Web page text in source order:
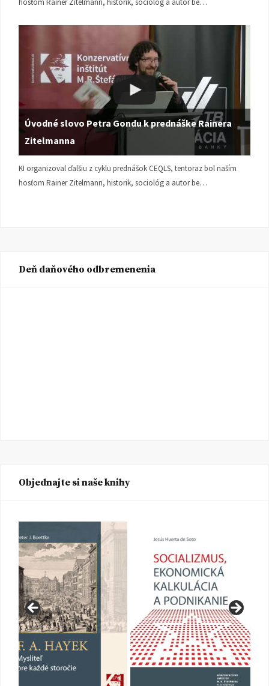
Úvodné slovo Petra Gondu k prednáške Rainera
Zitelmanna
KI organizoval ďalšiu z cyklu prednášok CEQLS, tentoraz bol naším
hosťom Rainer Zitelmann, historik, sociológ a autor be…
Deň daňového odbremenenia
Objednajte si naše knihy